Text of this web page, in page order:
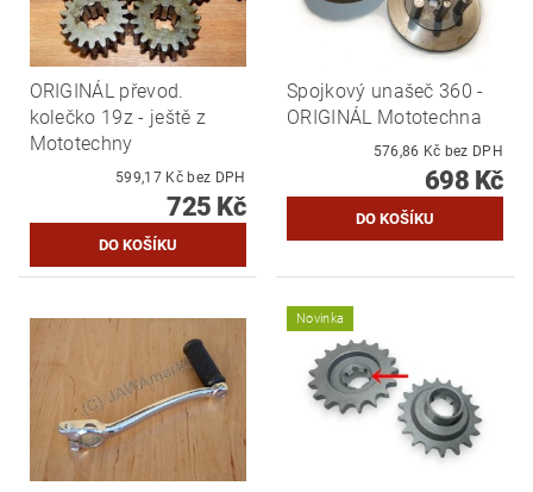
ORIGINÁL převod.
kolečko 19z - ještě z
Mototechny
599,17 Kč bez DPH
725 Kč
Spojkový unašeč 360 -
ORIGINÁL Mototechna
576,86 Kč bez DPH
698 Kč
Novinka